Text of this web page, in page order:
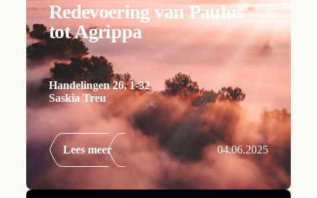
Redevoering van Paulus
tot Agrippa
Handelingen 26, 1-32
Saskia Treu
Lees meer 04.06.2025